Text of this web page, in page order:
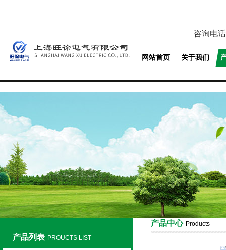
咨询电
网站首页 关于我们
产品列表 PROUCTS LIST
产品中心 Products